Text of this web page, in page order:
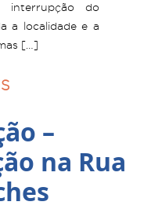
interrupção do
a localidade e a
[…]
–
na Rua